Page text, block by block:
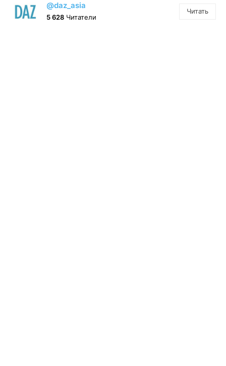
@daz_asia
5 628 Читатели
Читать